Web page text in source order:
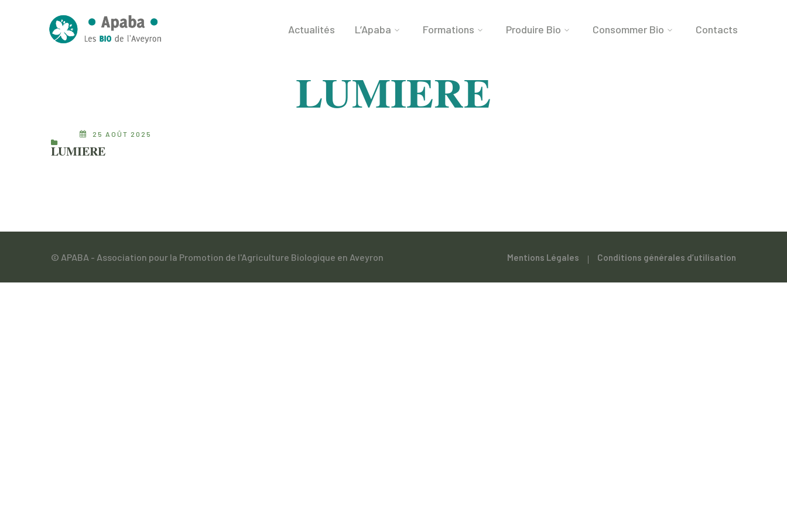
Actualités L’Apaba Formations Produire Bio Consommer Bio Contacts
LUMIERE
25 AOÛT 2025
LUMIERE
© APABA - Association pour la Promotion de l'Agriculture Biologique en Aveyron Mentions Légales Conditions générales d’utilisation